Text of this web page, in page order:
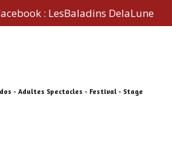
: LesBaladins DelaLune
- Adultes Spectacles - Festival - Stage